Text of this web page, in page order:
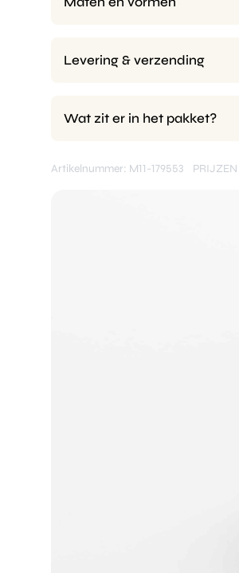
Levering & verzending
Wat zit er in het pakket?
Artikelnummer: M11-179553